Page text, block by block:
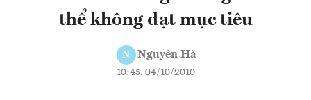
thể không đạt mục tiêu
N Nguyên Hà
10:45, 04/10/2010